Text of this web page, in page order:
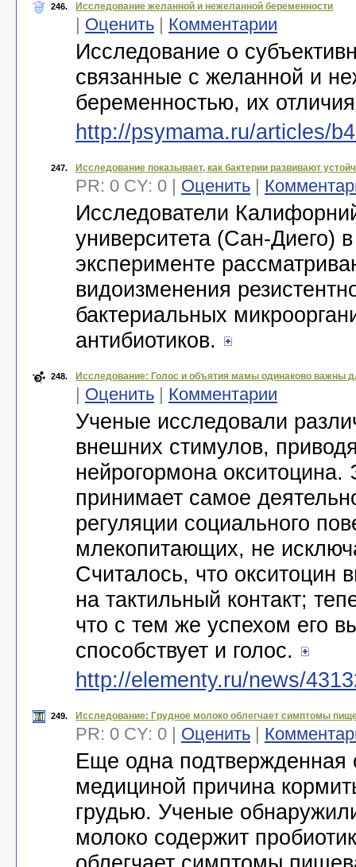
246. Исследование желанной и нежеланной беременности
| Оценить | Комментарии
Исследование о
связанные с желанной и
беременностью, их
http://psymama.ru/articles/
247. Исследование показывает, как бактерии развивают
PR: 0 CY: 0 | Оценить |
Исследователи
университета (Сан-Диего)
эксперименте
видоизменения
бактериальных
антибиотиков.
248. Исследование: Голос и объятия мамы одинаково важны
| Оценить | Комментарии
Ученые исследовали
внешних стимулов,
нейрогормона окситоцина.
принимает самое
регуляции социального
млекопитающих, не
Считалось, что окситоцин
на тактильный контакт;
что с тем же успехом его
способствует и голос.
http://elementy.ru/news/
249. Исследование: Грудное молоко облегчает симптомы
PR: 0 CY: 0 | Оценить |
Еще одна подтвержденная
медициной причина
грудью. Ученые
молоко содержит